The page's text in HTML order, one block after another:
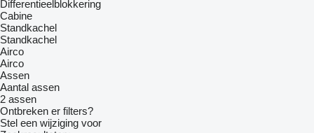
Differentieelblokkering
Cabine
Standkachel
Standkachel
Airco
Airco
Assen
Aantal assen
2 assen
Ontbreken er filters?
Stel een wijziging voor